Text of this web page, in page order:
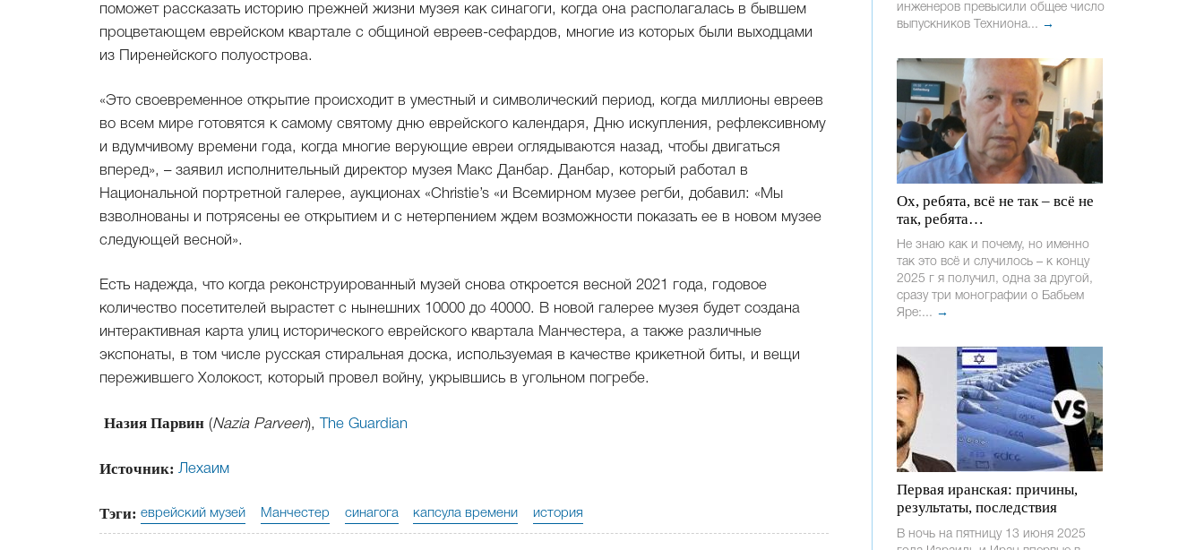
поможет рассказать историю прежней жизни музея как синагоги, когда она располагалась в бывшем
процветающем еврейском квартале с общиной евреев-сефардов, многие из которых были выходцами
из Пиренейского полуострова.
«Это своевременное открытие происходит в уместный и символический период, когда миллионы евреев
во всем мире готовятся к самому святому дню еврейского календаря, Дню искупления, рефлексивному
и вдумчивому времени года, когда многие верующие евреи оглядываются назад, чтобы двигаться
вперед», – заявил исполнительный директор музея Макс Данбар. Данбар, который работал в
Национальной портретной галерее, аукционах «Christie’s «и Всемирном музее регби, добавил: «Мы
взволнованы и потрясены ее открытием и с нетерпением ждем возможности показать ее в новом музее
следующей весной».
Есть надежда, что когда реконструированный музей снова откроется весной 2021 года, годовое
количество посетителей вырастет с нынешних 10000 до 40000. В новой галерее музея будет создана
интерактивная карта улиц исторического еврейского квартала Манчестера, а также различные
экспонаты, в том числе русская стиральная доска, используемая в качестве крикетной биты, и вещи
пережившего Холокост, который провел войну, укрывшись в угольном погребе.
Назия Парвин (Nazia Parveen), The Guardian
Источник: Лехаим
Тэги: еврейский музей Манчестер синагога капсула времени история
инженеров превысили общее число
выпускников Техниона... →
Ох, ребята, всё не так – всё не
так, ребята…
Не знаю как и почему, но именно
так это всё и случилось – к концу
2025 г я получил, одна за другой,
сразу три монографии о Бабьем
Яре:... →
Первая иранская: причины,
результаты, последствия
В ночь на пятницу 13 июня 2025